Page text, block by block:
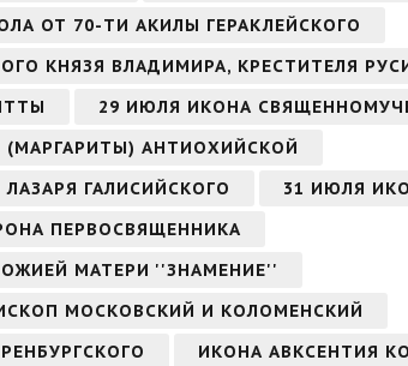
ОТ 70-ТИ АКИЛЫ ГЕРАКЛЕЙСКОГО
КНЯЗЯ ВЛАДИМИРА, КРЕСТИТЕЛЯ
29 ИЮЛЯ ИКОНА
АНТИОХИЙСКОЙ
ГАЛИСИЙСКОГО
31 ИЮЛЯ
ПЕРВОСВЯЩЕННИКА
МАТЕРИ ''ЗНАМЕНИЕ''
МОСКОВСКИЙ И КОЛОМЕНСКИЙ
ИКОНА АВКСЕНТИЯ